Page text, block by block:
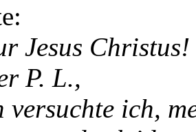
Jesus Christus!
P. L.,
ich,